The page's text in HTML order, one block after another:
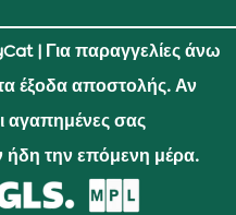
| Για παραγγελίες άνω
έξοδα αποστολής. Αν
αγαπημένες σας
ήδη την επόμενη μέρα.